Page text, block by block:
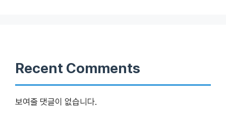
Recent Comments
보여줄 댓글이 없습니다.